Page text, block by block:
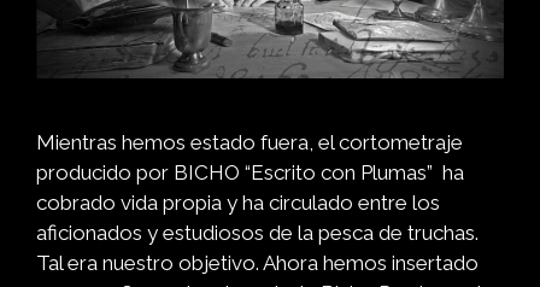
Mientras hemos estado fuera, el cortometraje
producido por BICHO “Escrito con Plumas” ha
cobrado vida propia y ha circulado entre los
aficionados y estudiosos de la pesca de truchas.
Tal era nuestro objetivo. Ahora hemos insertado